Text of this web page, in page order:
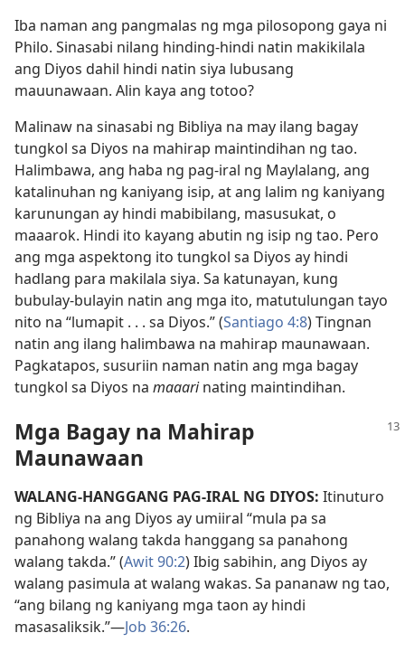
Iba naman ang pangmalas ng mga pilosopong gaya ni
Philo. Sinasabi nilang hinding-hindi natin makikilala
ang Diyos dahil hindi natin siya lubusang
mauunawaan. Alin kaya ang totoo?
Malinaw na sinasabi ng Bibliya na may ilang bagay
tungkol sa Diyos na mahirap maintindihan ng tao.
Halimbawa, ang haba ng pag-iral ng Maylalang, ang
katalinuhan ng kaniyang isip, at ang lalim ng kaniyang
karunungan ay hindi mabibilang, masusukat, o
maaarok. Hindi ito kayang abutin ng isip ng tao. Pero
ang mga aspektong ito tungkol sa Diyos ay hindi
hadlang para makilala siya. Sa katunayan, kung
bubulay-bulayin natin ang mga ito, matutulungan tayo
nito na “lumapit . . . sa Diyos.” (Santiago 4:8) Tingnan
natin ang ilang halimbawa na mahirap maunawaan.
Pagkatapos, susuriin naman natin ang mga bagay
tungkol sa Diyos na maaarinating maintindihan.
Mga Bagay na Mahirap
Maunawaan
WALANG-HANGGANG PAG-IRAL NG DIYOS: Itinuturo
ng Bibliya na ang Diyos ay umiiral “mula pa sa
panahong walang takda hanggang sa panahong
walang takda.” (Awit 90:2) Ibig sabihin, ang Diyos ay
walang pasimula at walang wakas. Sa pananaw ng tao,
“ang bilang ng kaniyang mga taon ay hindi
masasaliksik.”—Job 36:26.